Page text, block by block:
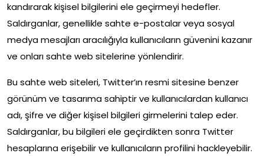
kandırarak kişisel bilgilerini ele geçirmeyi hedefler.
Saldırganlar, genellikle sahte e-postalar veya sosyal
medya mesajları aracılığıyla kullanıcıların güvenini kazanır
ve onları sahte web sitelerine yönlendirir.
Bu sahte web siteleri, Twitter’ın resmi sitesine benzer
görünüm ve tasarıma sahiptir ve kullanıcılardan kullanıcı
adı, şifre ve diğer kişisel bilgileri girmelerini talep eder.
Saldırganlar, bu bilgileri ele geçirdikten sonra Twitter
hesaplarına erişebilir ve kullanıcıların profilini hackleyebilir.